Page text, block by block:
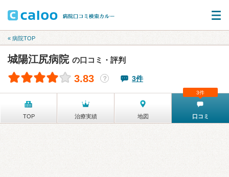
« 病院TOP
城陽江尻病院 の口コミ・評判
3.83 ？ 3件
TOP 治療実績 地図 口コミ
3件